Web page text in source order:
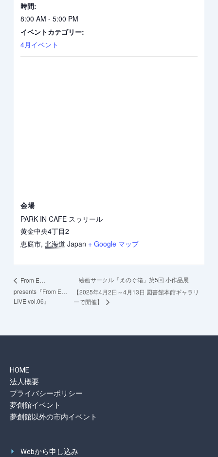
時間:
8:00 AM - 5:00 PM
イベントカテゴリー:
4月イベント
会場
PARK IN CAFE スゥリール
黄金中央4丁目2
恵庭市, 北海道 Japan + Google マップ
From E…
presents『From E…
LIVE vol.06』
絵画サークル「えのぐ箱」第5回 小作品展
【2025年4月2日～4月13日 図書館本館ギャラリ
ーで開催】
HOME
法人概要
プライバシーポリシー
夢創館イベント
夢創館以外の市内イベント
Webから申し込み